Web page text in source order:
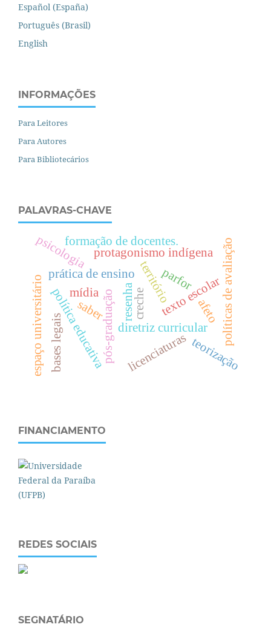
Español (España)
Português (Brasil)
English
INFORMAÇÕES
Para Leitores
Para Autores
Para Bibliotecários
PALAVRAS-CHAVE
resenhaterritório
diretriz curricular
prática de ensino
texto escolarpolíticas de avaliação
espaço universitário pós-graduação
protagonismo indígena
saber
política educativa
mídia
licenciaturas
parfor
creche
bases legais
psicologiaformação de docentes.
teorização
afeto
FINANCIAMENTO
REDES SOCIAIS
SEGNATÁRIO